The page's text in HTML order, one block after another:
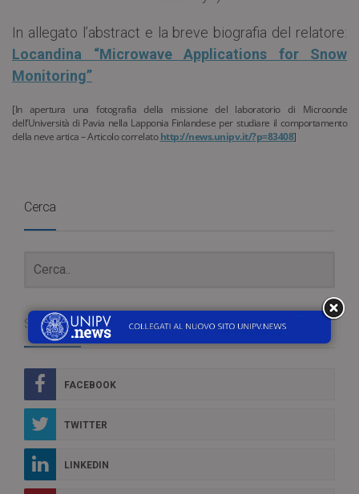
In allegato l’abstract e la breve biografia del relatore:
Locandina “Microwave Applications for Snow
Monitoring”
[In apertura una fotografia della missione del laboratorio di Microonde
dell’Università di Pavia nella Lapponia Finlandese per studiare il comportamento
della neve artica – Articolo correlatohttp://news.unipv.it/?p=83408]
Cerca
Social Box
FACEBOOK
TWITTER
LINKEDIN